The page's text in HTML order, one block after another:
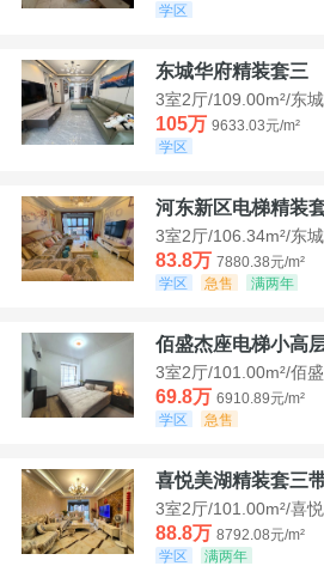
学区
东城华府精装套三
3室2厅/109.00m²/东
105万 9633.03元/m²
学区
河东新区电梯精装
3室2厅/106.34m²/东
83.8万 7880.38元/m²
学区
急售 满两年
3室2厅/101.00m²/佰
69.8万 6910.89元/m²
学区
急售
喜悦美湖精装套三
3室2厅/101.00m²/喜
88.8万 8792.08元/m²
学区
满两年